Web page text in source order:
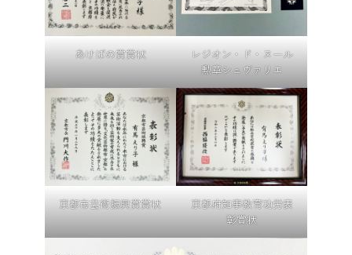
あけぼの賞賞状
レジオン・ド・ヌール
勲章シュヴァリエ
京都市芸術振興賞賞状
京都府知事教育功労表
彰賞状